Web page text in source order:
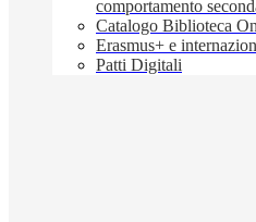
comportamento
Catalogo Biblioteca
Erasmus+ e
Patti Digitali